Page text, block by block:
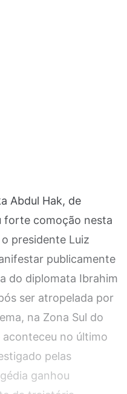
Abdul Hak, de
forte comoção nesta
presidente Luiz
publicamente
do diplomata Ibrahim
ser atropelada por
na Zona Sul do
aconteceu no último
pelas
ganhou